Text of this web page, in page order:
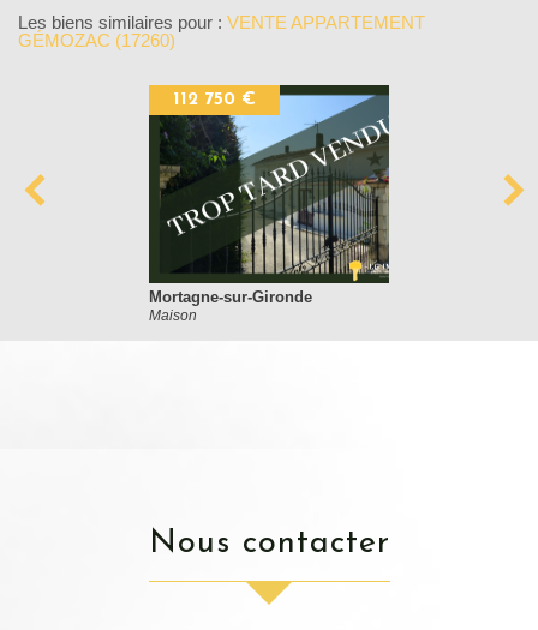
Les biens similaires pour : VENTE APPARTEMENT
GÉMOZAC (17260)
112 750 €
Mortagne-sur-Gironde
Maison
nous contacter